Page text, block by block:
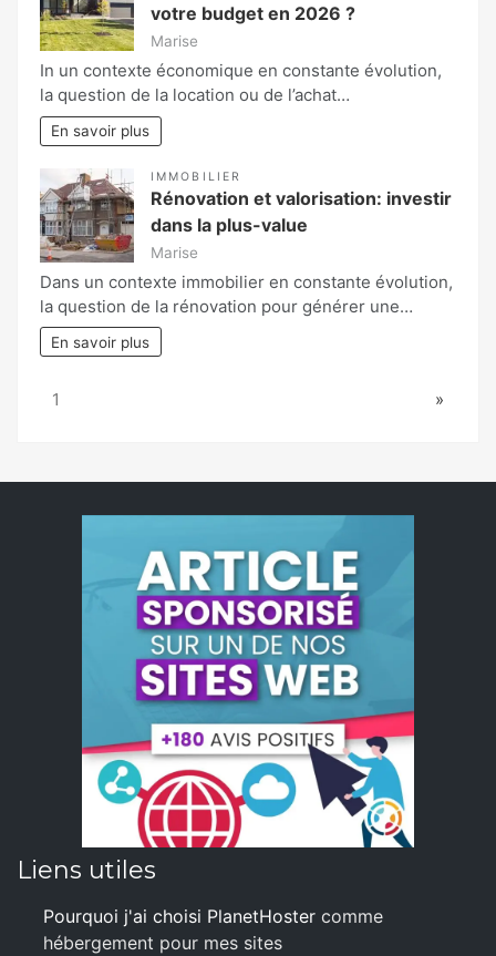
votre budget en 2026 ?
Marise
In un contexte économique en constante évolution,
la question de la location ou de l’achat…
En savoir plus
IMMOBILIER
Rénovation et valorisation: investir
dans la plus-value
Marise
Dans un contexte immobilier en constante évolution,
la question de la rénovation pour générer une…
En savoir plus
Page:
1 Next
»
Liens utiles
Pourquoi j'ai choisi PlanetHoster comme
hébergement pour mes sites